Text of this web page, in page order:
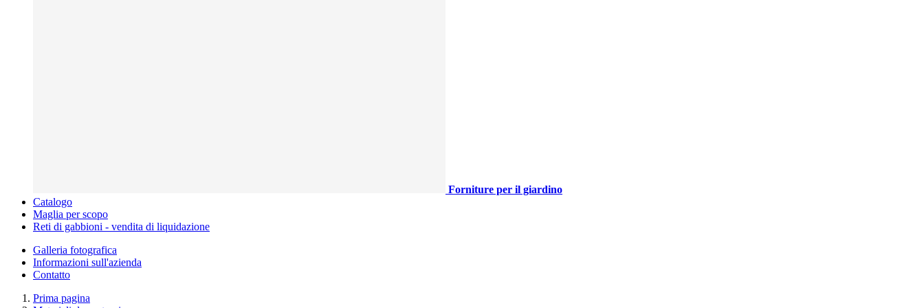
Forniture per il giardino
Catalogo
Maglia per scopo
Reti di gabbioni - vendita di liquidazione
Galleria fotografica
Informazioni sull'azienda
Contatto
Prima pagina